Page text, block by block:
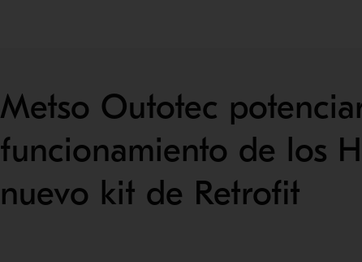
Metso Outotec
funcionamiento de los
nuevo kit de Retrofit